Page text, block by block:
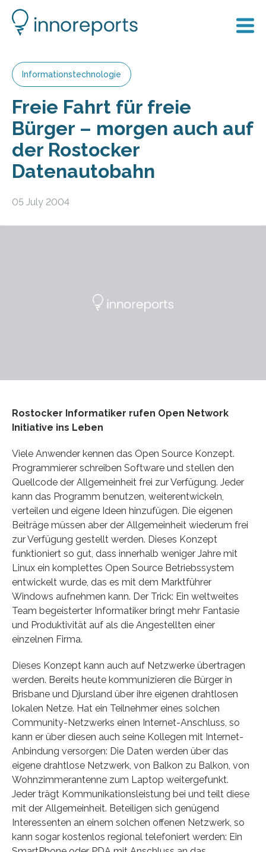
Informationstechnologie
Freie Fahrt für freie
Bürger – morgen auch auf
der Rostocker
Datenautobahn
05 July 2004
Rostocker Informatiker rufen Open Network
Initiative ins Leben
Viele Anwender kennen das Open Source Konzept.
Programmierer schreiben Software und stellen den
Quellcode der Allgemeinheit frei zur Verfügung. Jeder
kann das Programm benutzen, weiterentwickeln,
verteilen und eigene Ideen hinzufügen. Die eigenen
Beiträge müssen aber der Allgemeinheit wiederum frei
zur Verfügung gestellt werden. Dieses Konzept
funktioniert so gut, dass innerhalb weniger Jahre mit
Linux ein komplettes Open Source Betriebssystem
entwickelt wurde, das es mit dem Marktführer
Windows aufnehmen kann. Der Trick: Ein weltweites
Team begeisterter Informatiker bringt mehr Fantasie
und Produktivität auf als die Angestellten einer
einzelnen Firma.
Dieses Konzept kann auch auf Netzwerke übertragen
werden. Bereits heute kommunizieren die Bürger in
Brisbane und Djursland über ihre eigenen drahtlosen
lokalen Netze. Hat ein Teilnehmer eines solchen
Community-Netzwerks einen Internet-Anschluss, so
kann er über diesen auch seine Kollegen mit Internet-
Anbindung versorgen: Die Daten werden über das
eigene drahtlose Netzwerk, von Balkon zu Balkon, von
Wohnzimmerantenne zum Laptop weitergefunkt.
Jeder trägt Kommunikationsleistung bei und teilt diese
mit der Allgemeinheit. Beteiligen sich genügend
Interessenten an einem solchen offenen Netzwerk, so
kann sogar kostenlos regional telefoniert werden: Ein